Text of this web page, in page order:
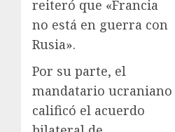
reiteró que «Francia
no está en guerra con
Rusia».
Por su parte, el
mandatario ucraniano
calificó el acuerdo